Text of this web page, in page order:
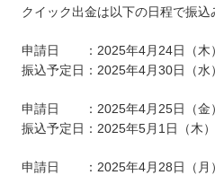
クイック出金は以下の日程で振込
申請日 ：2025年4月24日（木）
振込予定日：2025年4月30日（水）
申請日 ：2025年4月25日（金
振込予定日：2025年5月1日（木）
申請日 ：2025年4月28日（月